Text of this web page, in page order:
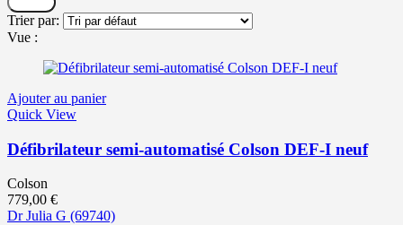
Trier par:
Vue :
Ajouter au panier
Quick View
Défibrilateur semi-automatisé Colson DEF-I neuf
Colson
779,00 €
Dr Julia G (69740)